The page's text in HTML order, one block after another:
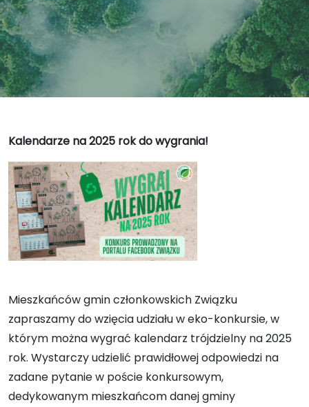
Kalendarze na 2025 rok do wygrania!
Mieszkańców gmin członkowskich Związku
zapraszamy do wzięcia udziału w eko-konkursie, w
którym można wygrać kalendarz trójdzielny na 2025
rok. Wystarczy udzielić prawidłowej odpowiedzi na
zadane pytanie w poście konkursowym,
dedykowanym mieszkańcom danej gminy